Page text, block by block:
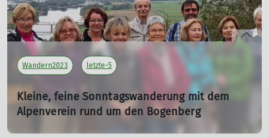
mehr erfahren
Wandern2023 letzte-5
Kleine, feine Sonntagswanderung mit dem
Alpenverein rund um den Bogenberg
08.10.2023